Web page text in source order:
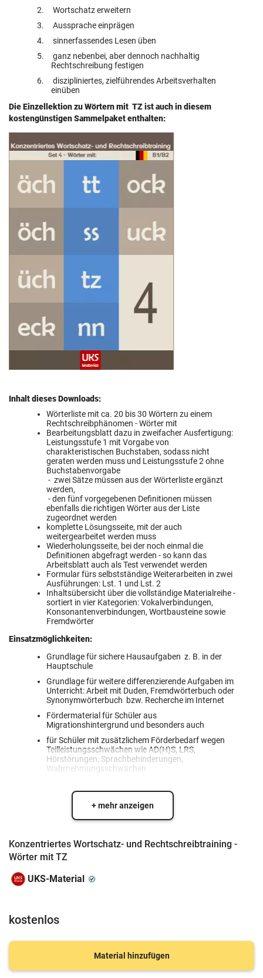
2. Wortschatz erweitern
3. Aussprache einprägen
4. sinnerfassendes Lesen üben
5. ganz nebenbei, aber dennoch nachhaltig
Rechtschreibung festigen
6. diszipliniertes, zielführendes Arbeitsverhalten
einüben
Die Einzellektion zu Wörtern mit TZ ist auch in diesem
kostengünstigen Sammelpaket enthalten:
Inhalt dieses Downloads:
Wörterliste mit ca. 20 bis 30 Wörtern zu einem
Rechtschreibphänomen - Wörter mit
Bearbeitungsblatt dazu in zweifacher Ausfertigung:
Leistungsstufe 1 mit Vorgabe von
charakteristischen Buchstaben, sodass nicht
geraten werden muss und Leistungsstufe 2 ohne
Buchstabenvorgabe
- zwei Sätze müssen aus der Wörterliste ergänzt
werden,
- den fünf vorgegebenen Definitionen müssen
ebenfalls die richtigen Wörter aus der Liste
zugeordnet werden
komplette Lösungsseite, mit der auch
weitergearbeitet werden muss
Wiederholungsseite, bei der noch einmal die
Definitionen abgefragt werden - so kann das
Arbeitsblatt auch als Test verwendet werden
Formular fürs selbstständige Weiterarbeiten in zwei
Ausführungen: Lst. 1 und Lst. 2
Inhaltsübersicht über die vollständige Materialreihe -
sortiert in vier Kategorien: Vokalverbindungen,
Konsonantenverbindungen, Wortbausteine sowie
Fremdwörter
Einsatzmöglichkeiten:
Grundlage für sichere Hausaufgaben z. B. in der
Hauptschule
Grundlage für weitere differenzierende Aufgaben im
Unterricht: Arbeit mit Duden, Fremdwörterbuch oder
Synonymwörterbuch bzw. Recherche im Internet
Fördermaterial für Schüler aus
Migrationshintergrund und besonders auch
für Schüler mit zusätzlichem Förderbedarf wegen
Teilleistungsschwächen wie AD(H)S, LRS,
Hörstörungen, Sprachbehinderungen,
Wahrnehmungsschwächen
+ mehr anzeigen
Konzentriertes Wortschatz- und Rechtschreibtraining -
Wörter mit TZ
UKS-Material
kostenlos
Material hinzufügen